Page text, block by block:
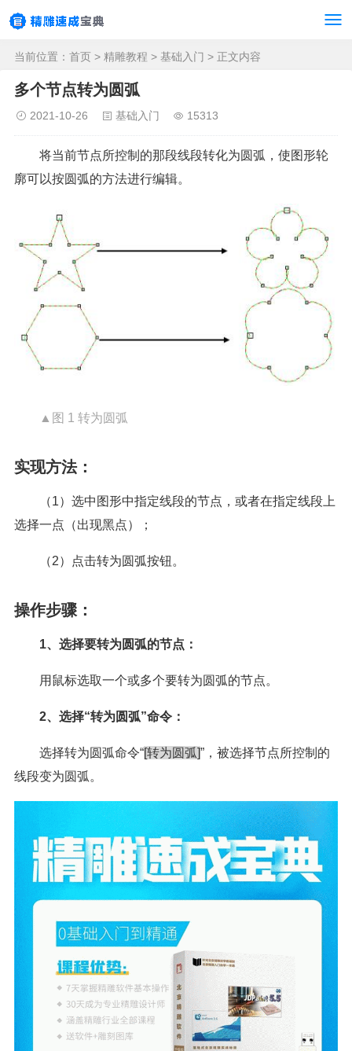
当前位置： 首页 > 精雕教程 > 基础入门 > 正文内容
多个节点转为圆弧
2021-10-26 基础入门 15313
将当前节点所控制的那段线段转化为圆弧，使图形轮
廓可以按圆弧的方法进行编辑。
▲图 1 转为圆弧
实现方法：
（1）选中图形中指定线段的节点，或者在指定线段上
选择一点（出现黑点）；
（2）点击转为圆弧按钮。
操作步骤：
1、选择要转为圆弧的节点：
用鼠标选取一个或多个要转为圆弧的节点。
2、选择“转为圆弧”命令：
选择转为圆弧命令“[转为圆弧]”，被选择节点所控制的
线段变为圆弧。